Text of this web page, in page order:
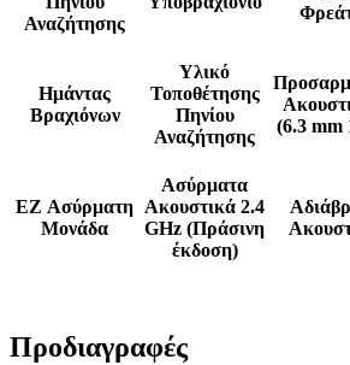
Αναζήτησης
Ημάντας
Βραχιόνων
Υλικό
Τοποθέτησης
Πηνίου
Αναζήτησης
(6.3 mm
EZ Ασύρματη
Μονάδα
Ασύρματα
Ακουστικά 2.4
GHz (Πράσινη
έκδοση)
Προδιαγραφές